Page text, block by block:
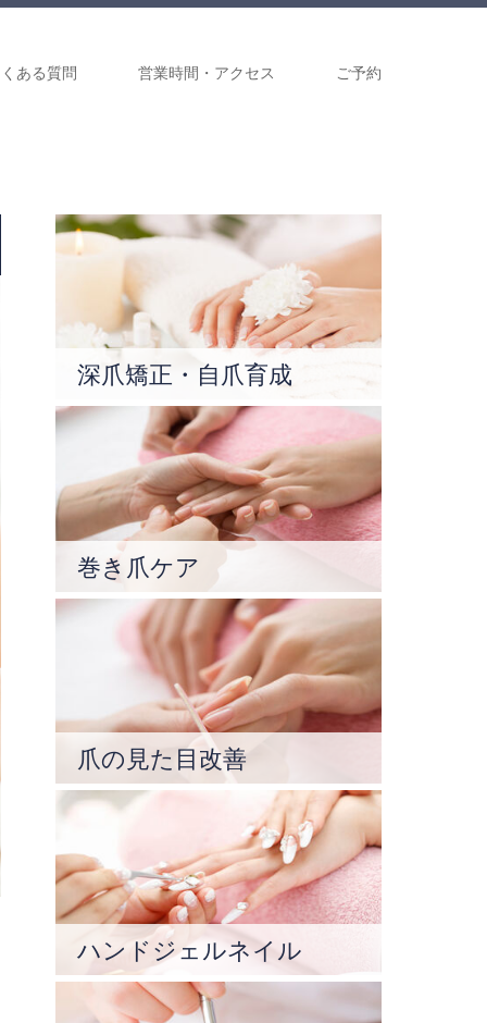
ある質問 営業時間・アクセス ご予約
深爪矯正・自爪育成
巻き爪ケア
爪の見た目改善
ハンドジェルネイル